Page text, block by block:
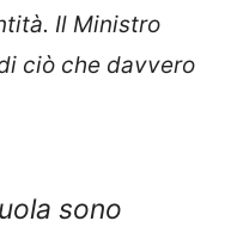
Il Ministro
ciò che davvero
sono